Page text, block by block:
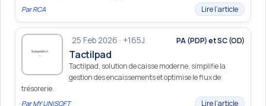
ParRCA Lire l’article
25 Feb 2026 · +165J PA (PDP) et SC (OD)
Tactilpad
Tactilpad, solution de caisse moderne, simplifie la
gestion des encaissements et optimise le flux de
trésorerie.
ParMY UNISOFT Lire l’article